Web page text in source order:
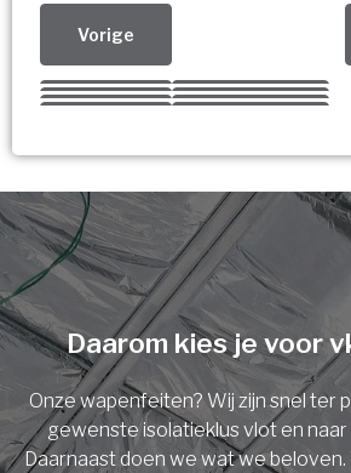
Vorige
Kies uw
Meerdere keuzes
Isolatiemaatregel
Spouwisolatie
Vloerisolatie
Dakisolatie
Vorige Volgende
U komt in
subsidie!
Vul uw gegevens in en
berekening per mail.
Voornaam
Daarom kies je voor
Onze wapenfeiten? Wij zijn snel ter
gewenste isolatieklus vlot en
Daarnaast doen we wat we beloven.